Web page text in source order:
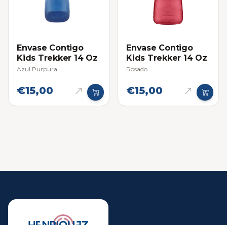
Envase Contigo
Kids Trekker 14 Oz
Azul Purpura
€15,00
Envase Contigo
Kids Trekker 14 Oz
Rosado
€15,00